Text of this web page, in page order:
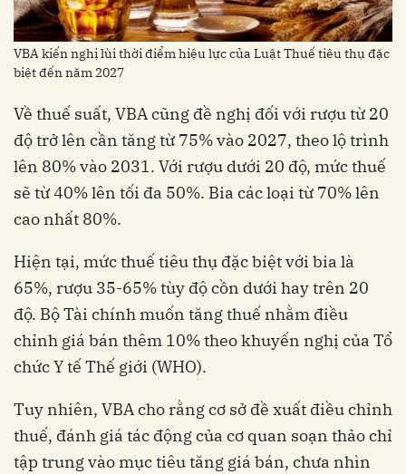
VBA kiến nghị lùi thời điểm hiệu lực của Luật Thuế tiêu thụ đặc
biệt đến năm 2027
Về thuế suất, VBA cũng đề nghị đối với rượu từ 20
độ trở lên cần tăng từ 75% vào 2027, theo lộ trình
lên 80% vào 2031. Với rượu dưới 20 độ, mức thuế
sẽ từ 40% lên tối đa 50%. Bia các loại từ 70% lên
cao nhất 80%.
Hiện tại, mức thuế tiêu thụ đặc biệt với bia là
65%, rượu 35-65% tùy độ cồn dưới hay trên 20
độ. Bộ Tài chính muốn tăng thuế nhằm điều
chỉnh giá bán thêm 10% theo khuyến nghị của Tổ
chức Y tế Thế giới (WHO).
Tuy nhiên, VBA cho rằng cơ sở đề xuất điều chỉnh
thuế, đánh giá tác động của cơ quan soạn thảo chỉ
tập trung vào mục tiêu tăng giá bán, chưa nhìn